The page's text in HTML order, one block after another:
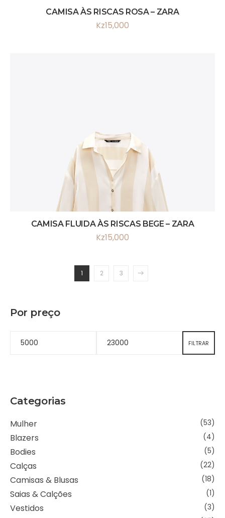
Por preço
FILTRAR
Categorias
Mulher (53)
Blazers (4)
Bodies (5)
Calças (22)
Camisas & Blusas (18)
Saias & Calções (1)
Vestidos (3)
CAMISA ÀS RISCAS ROSA – ZARA
Kz15,000
CAMISA FLUIDA ÀS RISCAS BEGE – ZARA
Kz15,000
1 2 3